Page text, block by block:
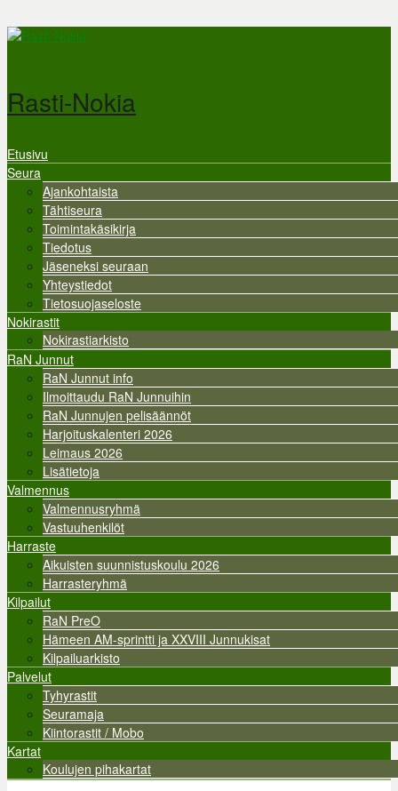
Hyppää pääsisältöön
Rasti-Nokia
Valikko
Etusivu
Seura
Ajankohtaista
Tähtiseura
Toimintakäsikirja
Tiedotus
Jäseneksi seuraan
Yhteystiedot
Tietosuojaseloste
Nokirastit
Nokirastiarkisto
RaN Junnut
RaN Junnut info
Ilmoittaudu RaN Junnuihin
RaN Junnujen pelisäännöt
Harjoituskalenteri 2026
Leimaus 2026
Lisätietoja
Valmennus
Valmennusryhmä
Vastuuhenkilöt
Harraste
Aikuisten suunnistuskoulu 2026
Harrasteryhmä
Kilpailut
RaN PreO
Hämeen AM-sprintti ja XXVIII Junnukisat
Kilpailuarkisto
Palvelut
Tyhyrastit
Seuramaja
Kiintorastit / Mobo
Kartat
Koulujen pihakartat